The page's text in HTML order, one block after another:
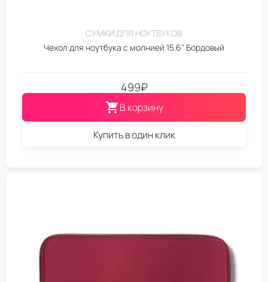
СУМКИ ДЛЯ НОУТБУКОВ
Чехол для ноутбука с молнией 15.6" Бордовый
499₽
В корзину
Купить в один клик